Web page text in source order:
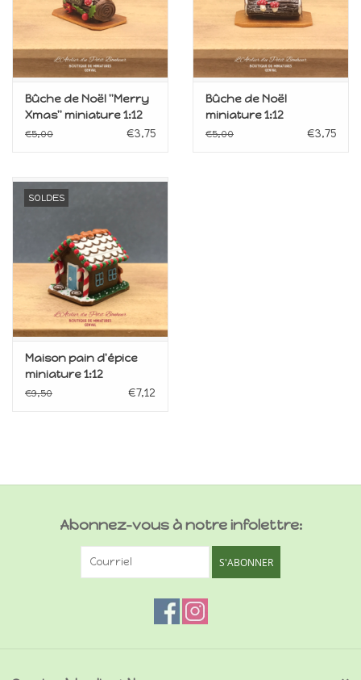
Bûche de Noël ''Merry
Xmas'' miniature 1:12
€5,00 €3,75
Bûche de Noël
miniature 1:12
€5,00 €3,75
SOLDES
Maison pain d'épice
miniature 1:12
€9,50 €7,12
Abonnez-vous à notre infolettre:
S'ABONNER